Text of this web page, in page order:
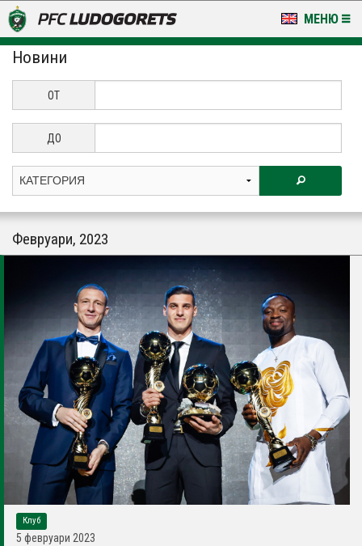
МЕНЮ
НОВИНИ & ГАЛЕРИИ
LUDOGORETS TV
СТАДИОН & БАЗИ
ЗА ФЕНОВЕ
Новини
ОТ
ДО
Февруари, 2023
Клуб
5 февруари 2023